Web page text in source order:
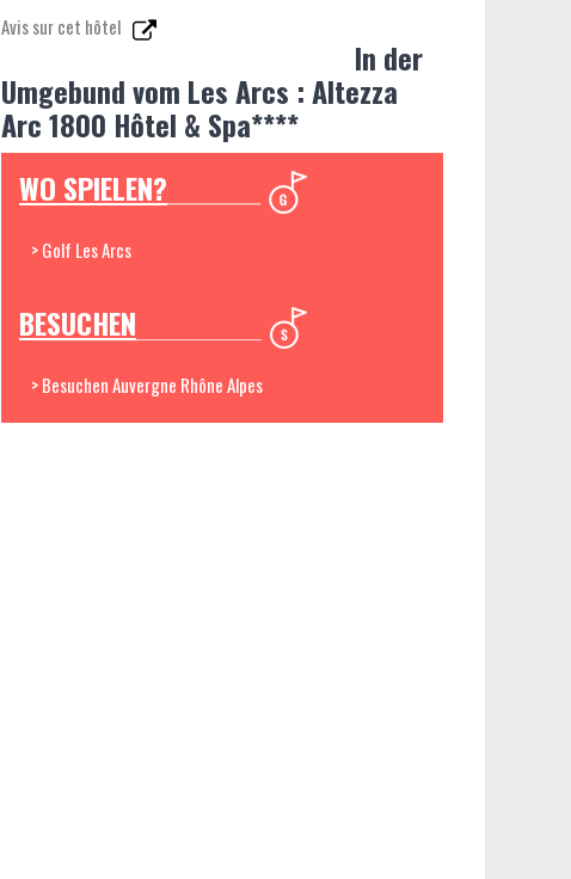
Avis sur cet hôtel
In der
Umgebund vom Les Arcs : Altezza
Arc 1800 Hôtel & Spa****
WO SPIELEN?
> Golf Les Arcs
BESUCHEN
> Besuchen Auvergne Rhône Alpes